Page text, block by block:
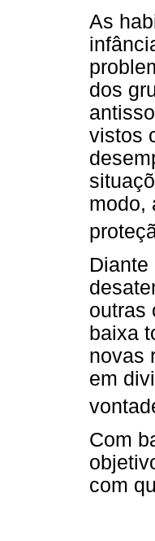
As
dos
vistos
modo,
outras
baixa
novas
em
Com
com